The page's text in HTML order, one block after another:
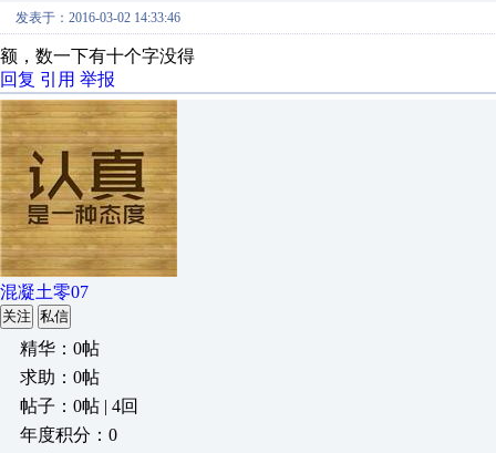
发表于：2016-03-02 14:33:46
额，数一下有十个字没得
回复 引用 举报
混凝土零07
关注 私信
精华：0帖
求助：0帖
帖子：0帖 | 4回
年度积分：0